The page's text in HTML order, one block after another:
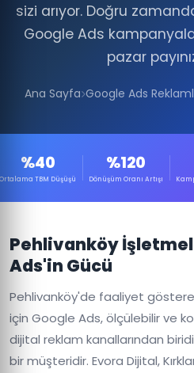
sizi arıyor. Doğru
Google Ads
pazar
Ana Sayfa Google Ads
%40
Ortalama TBM Düşüşü
%120
Dönüşüm Oranı Artışı
Pehlivanköy
Ads'in Gücü
Pehlivanköy'de faaliyet
için Google Ads, ölçülebilir ve
dijital reklam kanallarından
bir müşteridir. Evora Dijital,